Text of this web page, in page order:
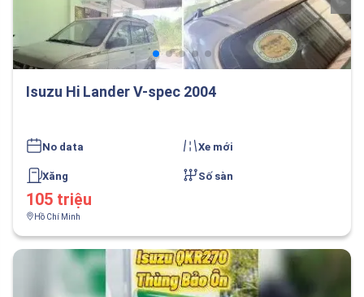
Isuzu Hi Lander V-spec 2004
No data Xe mới
Xăng Số sàn
105 triệu
Hồ Chí Minh